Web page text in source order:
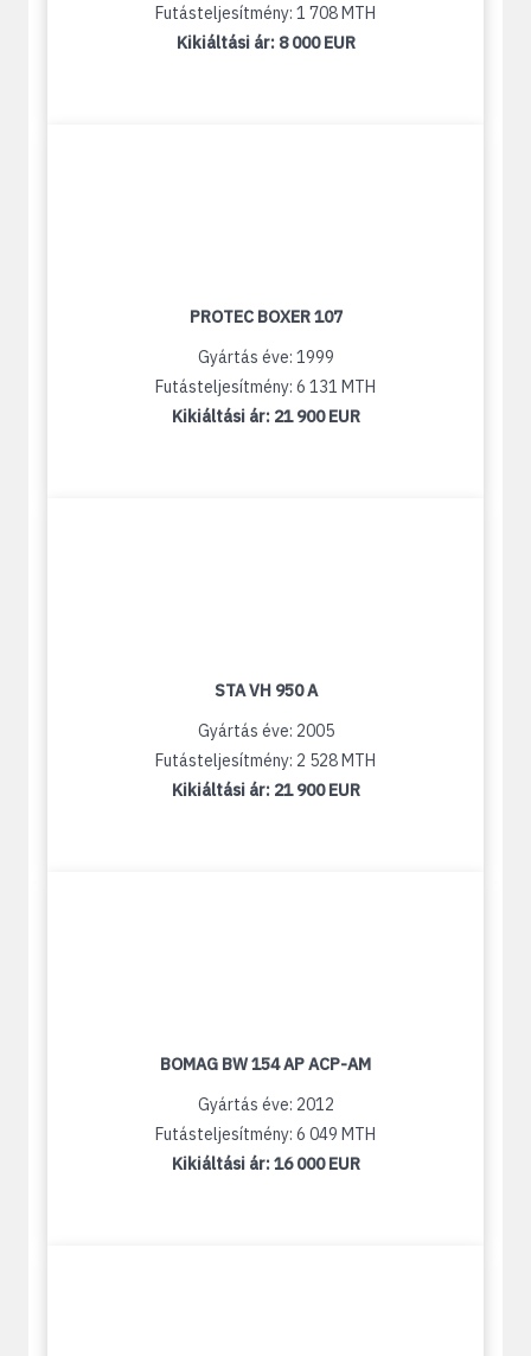
Futásteljesítmény: 1 708 MTH
Kikiáltási ár: 8 000 EUR
PROTEC BOXER 107
Gyártás éve: 1999
Futásteljesítmény: 6 131 MTH
Kikiáltási ár: 21 900 EUR
STA VH 950 A
Gyártás éve: 2005
Futásteljesítmény: 2 528 MTH
Kikiáltási ár: 21 900 EUR
BOMAG BW 154 AP ACP-AM
Gyártás éve: 2012
Futásteljesítmény: 6 049 MTH
Kikiáltási ár:16 000 EUR